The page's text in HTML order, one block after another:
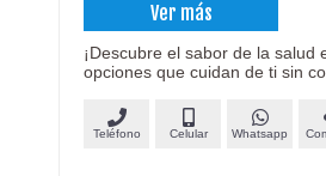
Ver más
¡Descubre el sabor de la
opciones que cuidan de ti sin
Teléfono Celular Whatsapp